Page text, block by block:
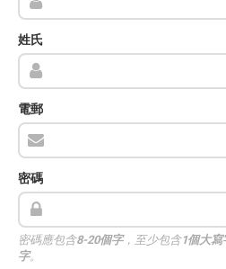
姓氏
電郵
密碼
密碼應包含8-20個字，至少包含1個大寫
字。